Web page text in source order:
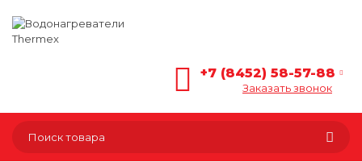
+7 (8452) 58-57-88
Заказать звонок